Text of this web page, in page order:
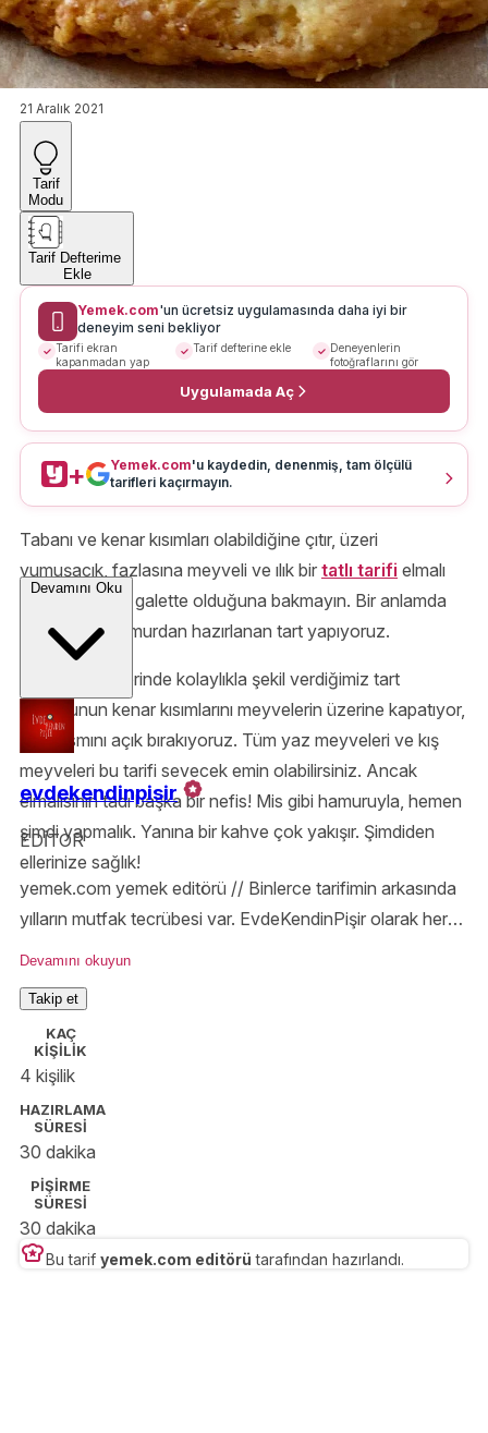
21 Aralık 2021
Tarif
Modu
Tarif Defterime
Ekle
Yemek.com'un ücretsiz uygulamasında daha iyi bir
deneyim seni bekliyor
Tarifi ekran
kapanmadan yap
Tarif defterine ekle
Deneyenlerin
fotoğraflarını gör
Uygulamada Aç
+ Yemek.com'u kaydedin, denenmiş, tam ölçülü
tarifleri kaçırmayın.
Tabanı ve kenar kısımları olabildiğine çıtır, üzeri
yumuşacık, fazlasına meyveli ve ılık bir tatlı tarifi elmalı
galette. Adının galette olduğuna bakmayın. Bir anlamda
tabanı ince hamurdan hazırlanan tart yapıyoruz.
Yağlı kağıt üzerinde kolaylıkla şekil verdiğimiz tart
hamurunun kenar kısımlarını meyvelerin üzerine kapatıyor,
orta kısmını açık bırakıyoruz. Tüm yaz meyveleri ve kış
meyveleri bu tarifi sevecek emin olabilirsiniz. Ancak
elmalısının tadı başka bir nefis! Mis gibi hamuruyla, hemen
şimdi yapmalık. Yanına bir kahve çok yakışır. Şimdiden
ellerinize sağlık!
Devamını Oku
evdekendinpisir
EDİTOR
yemek.com yemek editörü // Binlerce tarifimin arkasında
yılların mutfak tecrübesi var. EvdeKendinPişir olarak her
ölçüyü, tekniği ve püf noktasını özenle anlatıyor;
hazırlıyorum.
Devamını okuyun
Takip et
KAÇ
KİŞİLİK
4 kişilik
HAZIRLAMA
SÜRESİ
30 dakika
PİŞİRME
SÜRESİ
30 dakika
Bu tarif yemek.com editörü tarafından hazırlandı.